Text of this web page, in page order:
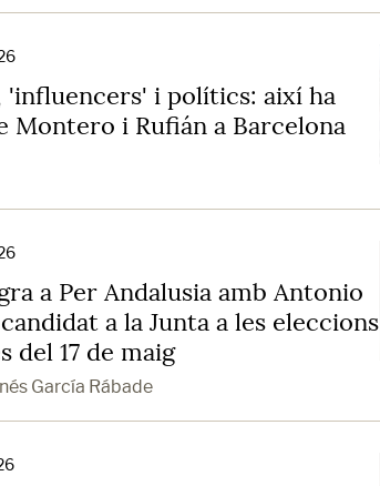
i polítics: així ha
Montero i Rufián a Barcelona
a Per Andalusia amb Antonio
a la Junta a les eleccions
del 17 de maig
García Rábade